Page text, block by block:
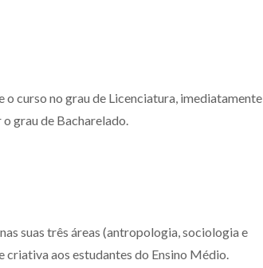
curso no grau de Licenciatura, imediatamente
grau de Bacharelado.
suas três áreas (antropologia, sociologia e
aos estudantes do Ensino Médio.